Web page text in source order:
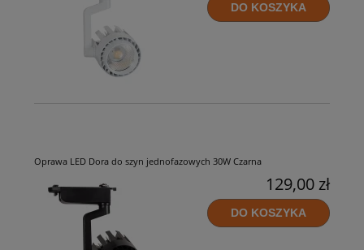
DO KOSZYKA
Oprawa LED Dora do szyn jednofazowych 30W Czarna
129,00 zł
DO KOSZYKA